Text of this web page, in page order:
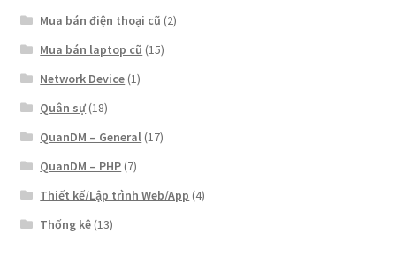
Mua bán điện thoại cũ (2)
Mua bán laptop cũ (15)
Network Device (1)
Quân sự (18)
QuanDM – General (17)
QuanDM – PHP (7)
Thiết kế/Lập trình Web/App (4)
Thống kê (13)